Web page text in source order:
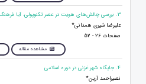
3. بررسی چالش‌های هویت در عصر تکنوپولی، آیا فرهنگ سنتی دوام می‌آورد؟
علیرضا شیری همدانی*
صفحات 26 - 52
مشاهده مقاله
4. جایگاه شهر غزنی در دوره اسلامی
نصیراحمد آرین*